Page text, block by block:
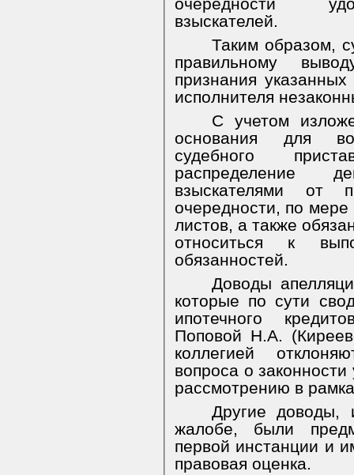
очередности
взыскателей.
Таким образом,
правильному
признания
исполнителя
С учетом
основания для
судебного
распределение
взыскателями от
очередности, по
листов, а также
относиться к
обязанностей.
Доводы
которые по сути
ипотечного
Поповой Н.А.
коллегией
вопроса о
рассмотрению в
Другие доводы,
жалобе, были
первой инстанции и
правовая оценка.